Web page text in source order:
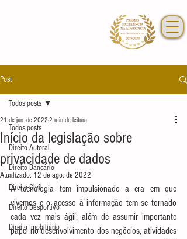
Post
Todos posts
Direito Autoral
Direito Bancário
Direito Civil
Direito Desportivo
Direito Imobiliário
Todos posts
Início da legislação sobre
privacidade de dados
21 de jun. de 2022 2 min de leitura
Atualizado: 12 de ago. de 2022
A tecnologia tem impulsionado a era em que
vivemos e o acesso à informação tem se tornado
cada vez mais ágil, além de assumir importante
papel no desenvolvimento dos negócios, atividades